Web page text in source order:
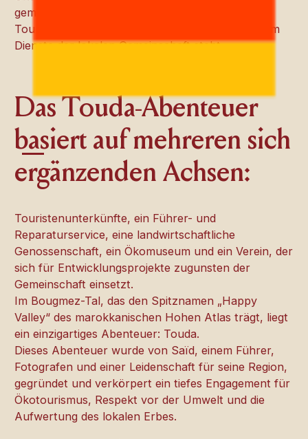
gemeinsam ein Modell für verantwortungsvollen
Tourismus, der in der Region verwurzelt ist und im
Dienste der lokalen Gemeinschaft steht.
Das Touda-Abenteuer
basiert auf mehreren sich
ergänzenden Achsen:
Touristenunterkünfte, ein Führer- und
Reparaturservice, eine landwirtschaftliche
Genossenschaft, ein Ökomuseum und ein Verein, der
sich für Entwicklungsprojekte zugunsten der
Gemeinschaft einsetzt.
Im Bougmez-Tal, das den Spitznamen „Happy
Valley“ des marokkanischen Hohen Atlas trägt, liegt
ein einzigartiges Abenteuer: Touda.
Dieses Abenteuer wurde von Saïd, einem Führer,
Fotografen und einer Leidenschaft für seine Region,
gegründet und verkörpert ein tiefes Engagement für
Ökotourismus, Respekt vor der Umwelt und die
Aufwertung des lokalen Erbes.